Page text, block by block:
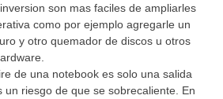
son mas faciles de ampliarles
como por ejemplo agregarle un
y otro quemador de discos u otros
de una notebook es solo una salida
un riesgo de que se sobrecaliente. En